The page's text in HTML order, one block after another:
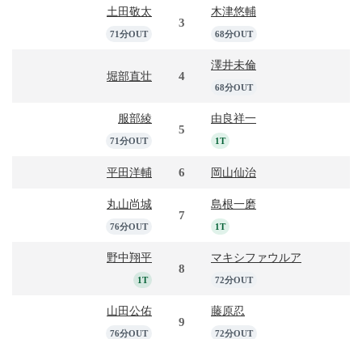
土田敬太
71分OUT
3
木津悠輔
68分OUT
堀部直壮 4
澤井未倫
68分OUT
服部綾
71分OUT
5
由良祥一
1T
平田洋輔 6 岡山仙治
丸山尚城
76分OUT
7
島根一磨
1T
野中翔平
1T
8
マキシファウルア
72分OUT
山田公佑
76分OUT
9
藤原忍
72分OUT